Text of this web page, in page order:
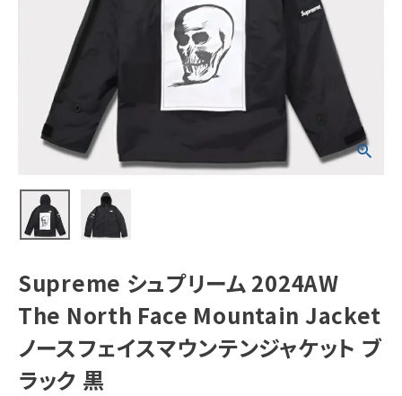
Supreme シュプ
リーム 2024AW
Face Mountain
Jacket ノースフ
ェイスマウンテン
ジャケット ブラッ
NEW ITEMS
CATEGORY
Tシャツ・ロングスリーブ
パーカー・トレーナー
ジャケット・アウター
キャップ・ハット
ニット帽・ビーニー
バックパック・リュック
Supreme シュプリーム 2024AW
The North Face Mountain Jacket
ノースフェイスマウンテンジャケット ブ
ラック 黒